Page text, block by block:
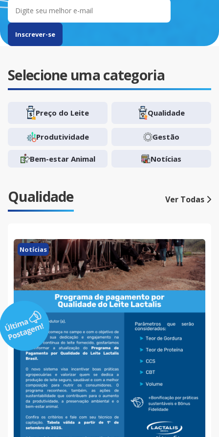
Selecione uma categoria
Preço do Leite Qualidade
Produtividade Gestão
Bem-estar Animal Notícias
Qualidade Ver Todas
Notícias